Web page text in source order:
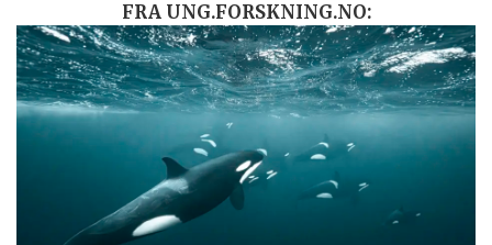
FRA UNG.FORSKNING.NO: